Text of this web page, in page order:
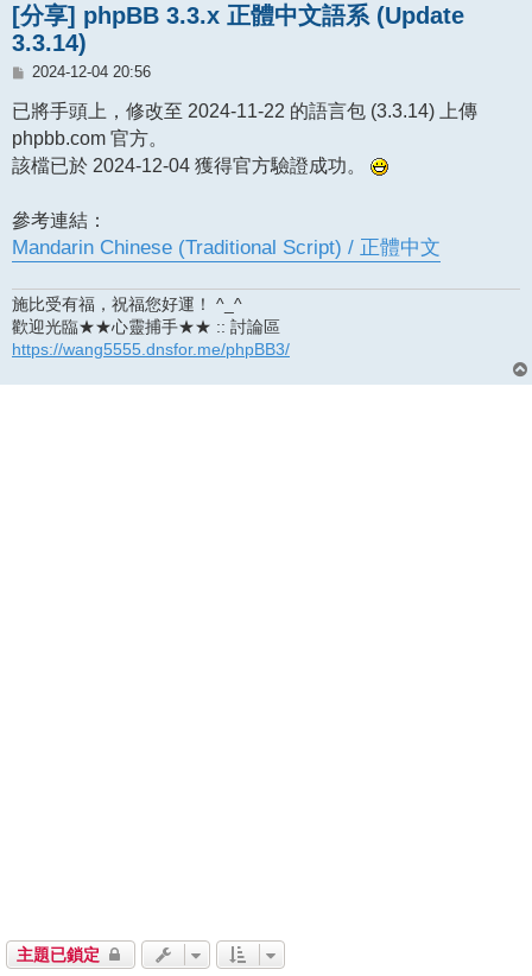
[分享] phpBB 3.3.x 正體中文語系 (Update
3.3.14)
文
2024-12-04 20:56
已將手頭上，修改至 2024-11-22 的語言包 (3.3.14) 上傳
phpbb.com 官方。
該檔已於 2024-12-04 獲得官方驗證成功。
參考連結：
Mandarin Chinese (Traditional Script) / 正體中文
施比受有福，祝福您好運！ ^_^
歡迎光臨★★心靈捕手★★ :: 討論區
https://wang5555.dnsfor.me/phpBB3/
主題已鎖定